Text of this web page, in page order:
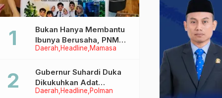
Daerah Headline Mamasa
Bukan Hanya Membantu
Ibunya Berusaha, PNM
Juga Menjaga Mimpi
Menggapai Cita-Cita
Daerah Headline Polman
Gubernur Suhardi Duka
Dikukuhkan Adat
Balanipa, Raih Gelar Sulo